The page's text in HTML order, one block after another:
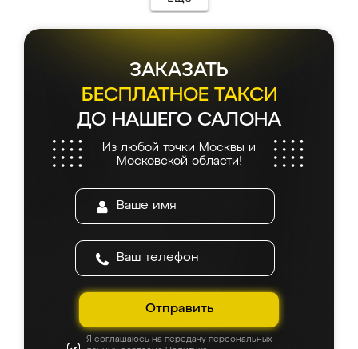
ЗАКАЗАТЬ
БЕСПЛАТНОЕ ТАКСИ
ДО НАШЕГО САЛОНА
Из любой точки Москвы и
Московской области!
Отправить
Я соглашаюсь на передачу персональных